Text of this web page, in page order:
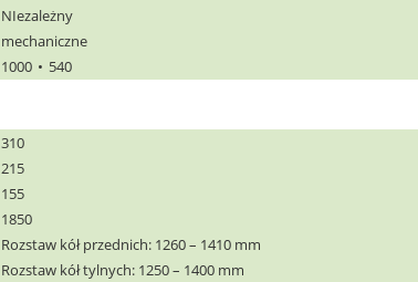
NIezależny
mechaniczne
1000 540
310
215
155
1850
Rozstaw kół przednich: 1260 – 1410 mm
Rozstaw kół tylnych: 1250 – 1400 mm